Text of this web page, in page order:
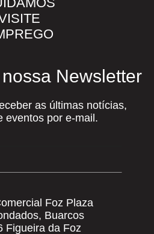
Newsletter
as últimas notícias,
eventos por e-mail.
Foz Plaza
Buarcos
Figueira da Foz